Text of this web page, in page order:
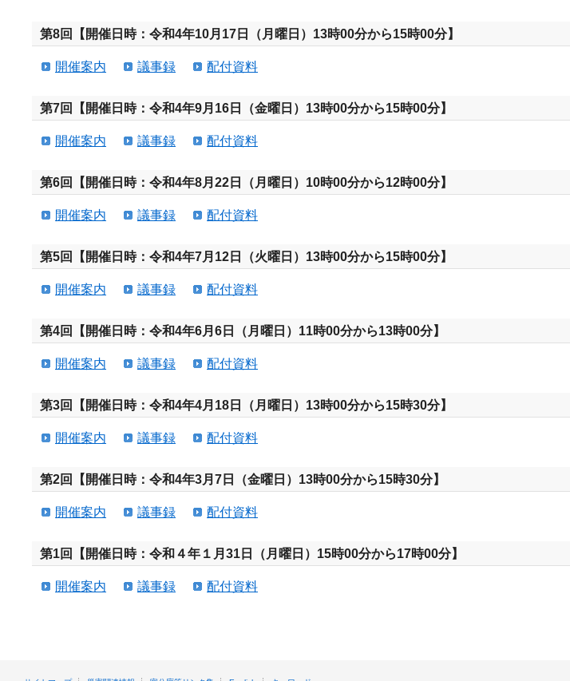
第8回【開催日時：令和4年10月17日（月曜日）13時00分から15時00分】
開催案内 議事録 配付資料
第7回【開催日時：令和4年9月16日（金曜日）13時00分から15時00分】
開催案内 議事録 配付資料
第6回【開催日時：令和4年8月22日（月曜日）10時00分から12時00分】
開催案内 議事録 配付資料
第5回【開催日時：令和4年7月12日（火曜日）13時00分から15時00分】
開催案内 議事録 配付資料
第4回【開催日時：令和4年6月6日（月曜日）11時00分から13時00分】
開催案内 議事録 配付資料
第3回【開催日時：令和4年4月18日（月曜日）13時00分から15時30分】
開催案内 議事録 配付資料
第2回【開催日時：令和4年3月7日（金曜日）13時00分から15時30分】
開催案内 議事録 配付資料
第1回【開催日時：令和４年１月31日（月曜日）15時00分から17時00分】
開催案内 議事録 配付資料